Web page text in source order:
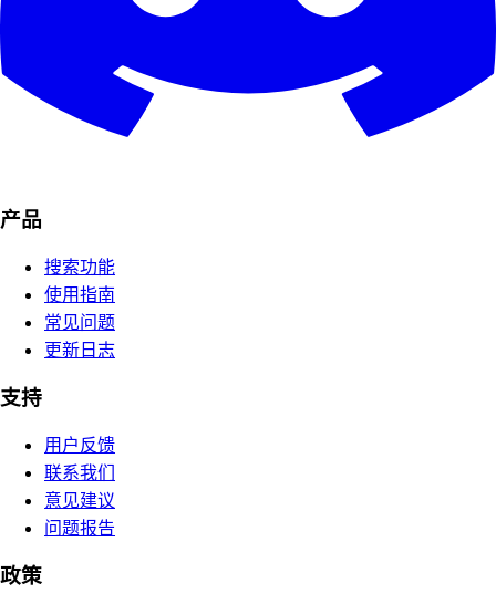
产品
搜索功能
使用指南
常见问题
更新日志
支持
用户反馈
联系我们
意见建议
问题报告
政策